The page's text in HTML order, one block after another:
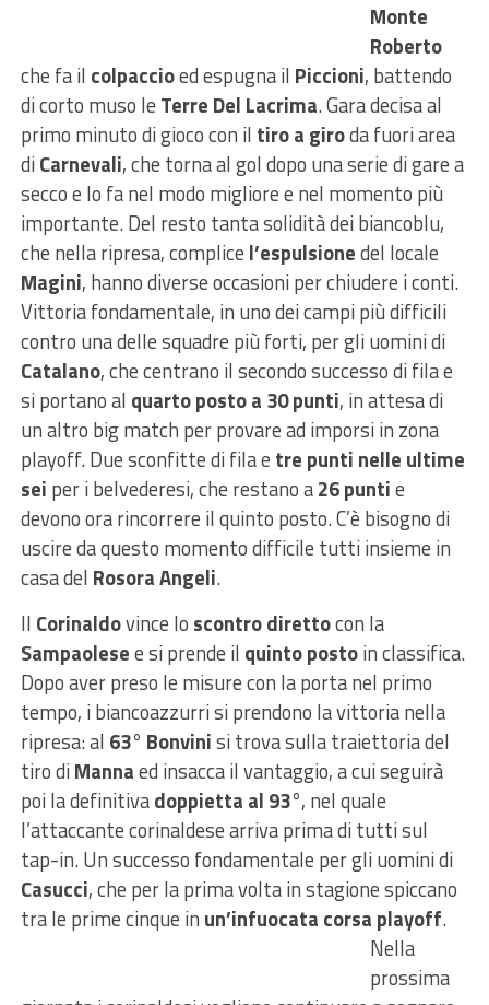
Monte
Roberto
che fa il colpaccioed espugna il Piccioni, battendo
di corto muso le Terre Del Lacrima. Gara decisa al
primo minuto di gioco con il tiro a giroda fuori area
diCarnevali, che torna al gol dopo una serie di gare a
secco e lo fa nel modo migliore e nel momento più
importante. Del resto tanta solidità dei biancoblu,
che nella ripresa, complice l’espulsionedel locale
Magini, hanno diverse occasioni per chiudere i conti.
Vittoria fondamentale, in uno dei campi più difficili
contro una delle squadre più forti, per gli uomini di
Catalano, che centrano il secondo successo di fila e
si portano al quarto posto a 30 punti, in attesa di
un altro big match per provare ad imporsi in zona
playoff. Due sconfitte di fila e tre punti nelle ultime
sei per i belvederesi, che restano a26 puntie
devono ora rincorrere il quinto posto. C’è bisogno di
uscire da questo momento difficile tutti insieme in
casa del Rosora Angeli.
Il Corinaldovince lo scontro direttocon la
Sampaolesee si prende il quinto postoin classifica.
Dopo aver preso le misure con la porta nel primo
tempo, i biancoazzurri si prendono la vittoria nella
ripresa: al 63° Bonvinisi trova sulla traiettoria del
tiro diMannaed insacca il vantaggio, a cui seguirà
poi la definitivadoppietta al 93°, nel quale
l’attaccante corinaldese arriva prima di tutti sul
tap-in. Un successo fondamentale per gli uomini di
Casucci, che per la prima volta in stagione spiccano
tra le prime cinque in un’infuocata corsa playoff.
Nella
prossima